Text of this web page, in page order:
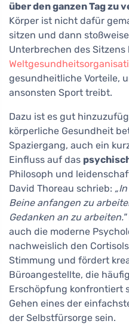
über den ganzen Tag zu
Körper ist nicht dafür
sitzen und dann
Unterbrechen des
gesundheitliche Vorteile,
ansonsten Sport treibt.
Dazu ist es gut
körperliche Gesundheit
Spaziergang, auch ein
Einfluss auf das
Philosoph und
David Thoreau schrieb:
Beine anfangen zu
Gedanken an zu arbeiten."
auch die moderne
nachweislich den
Stimmung und fördert
Büroangestellte, die
Erschöpfung konfrontiert
Gehen eines der
der Selbstfürsorge sein.